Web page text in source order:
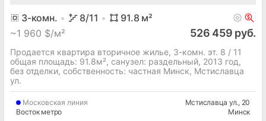
3-комн. 8/11 91.8 м²
~1 960 $/м² 526 459 руб.
Продается квартира вторичное жилье, 3-комн. эт. 8 / 11
общая площадь: 91.8м², cанузел: раздельный, 2013 год,
без отделки, собственность: частная Минск, Мстиславца
ул.
Московская линия
Восток метро
Мстиславца ул., 20
Минск